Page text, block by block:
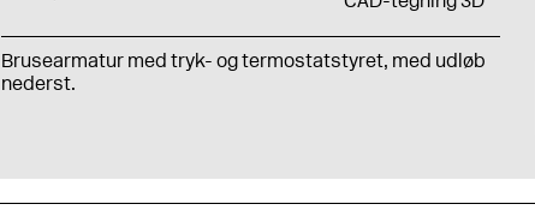
Brusearmatur med tryk- og termostatstyret, med udløb
nederst.